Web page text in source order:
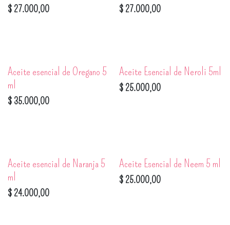
$ 27.000,00 $ 27.000,00
Aceite esencial de Oregano 5
ml
$ 35.000,00
Aceite Esencial de Neroli 5ml
$ 25.000,00
Aceite esencial de Naranja 5
ml
$ 24.000,00
Aceite Esencial de Neem 5 ml
$ 25.000,00